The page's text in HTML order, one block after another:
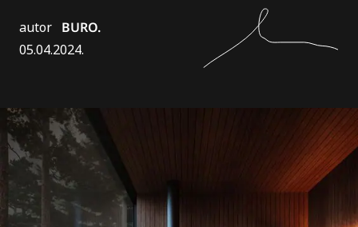
autor BURO.
05.04.2024.